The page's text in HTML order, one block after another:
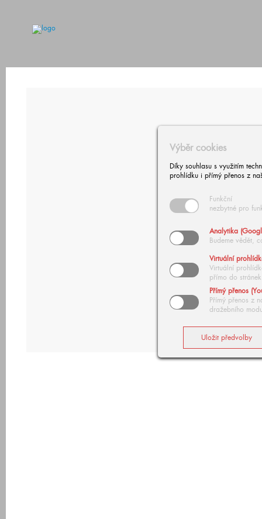
Výběr cookies
Díky souhlasu s využitím
prohlídku i přímý přenos z
Funkční
nezbytné pro
Analytika
Budeme vědět,
Virtuální
Virtuální
přímo do stránek
Přímý přenos
Přímý přenos z
dražebního